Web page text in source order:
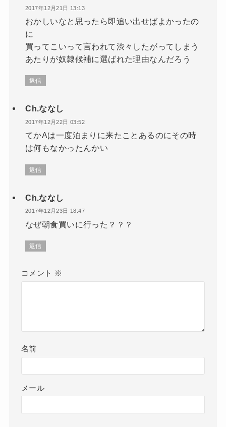
2017年12月21日 13:13
おかしいなと思ったら即追い出せばよかったの
に
買ってこいって言われて渋々したがってしまう
あたりが奴隷候補に選ばれた理由なんだろう
返信
Ch.ななし
2017年12月22日 03:52
てかAは一度泊まりに来たことあるのにその時
は何もなかったんかい
返信
Ch.ななし
2017年12月23日 18:47
なぜ朝食買いに行った？？？
返信
コメント ※
名前
メール